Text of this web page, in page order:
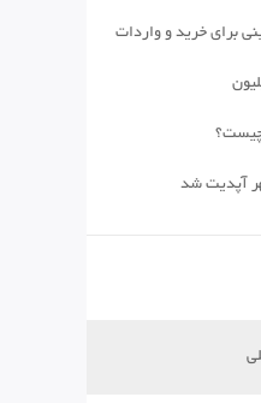
برای خرید و واردات
چیست؟
آپدیت شد